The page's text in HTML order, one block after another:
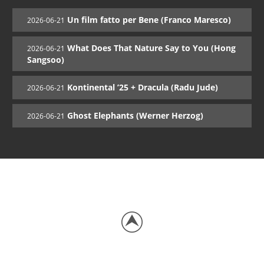
2026-06-21 Un film fatto per Bene (Franco Maresco)
2026-06-21 What Does That Nature Say to You (Hong
Sangsoo)
2026-06-21 Kontinental ’25 + Dracula (Radu Jude)
2026-06-21 Ghost Elephants (Werner Herzog)